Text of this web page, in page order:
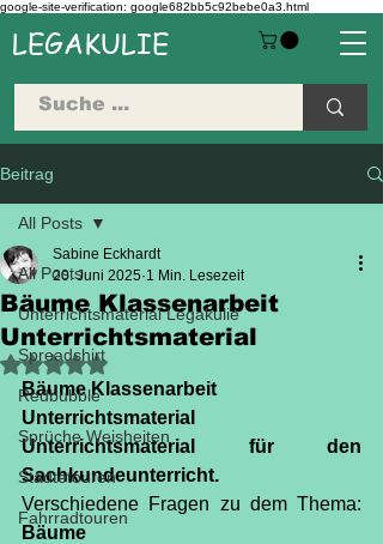
google-site-verification: google682bb5c92bebe0a3.html
LEGAKULIE
Beitrag
All Posts
Unterrichtsmaterial Legakulie
Spreadshirt
Redbubble
Sprüche Weisheiten
Städtetouren
Fahrradtouren
All Posts
Bäume Klassenarbeit
Unterrichtsmaterial
Sabine Eckhardt
20. Juni 2025 1 Min. Lesezeit
Mit NaN von 5 Sternen bewertet.
Bäume Klassenarbeit
Unterrichtsmaterial
Unterrichtsmaterial für den
Sachkundeunterricht.
Bäume